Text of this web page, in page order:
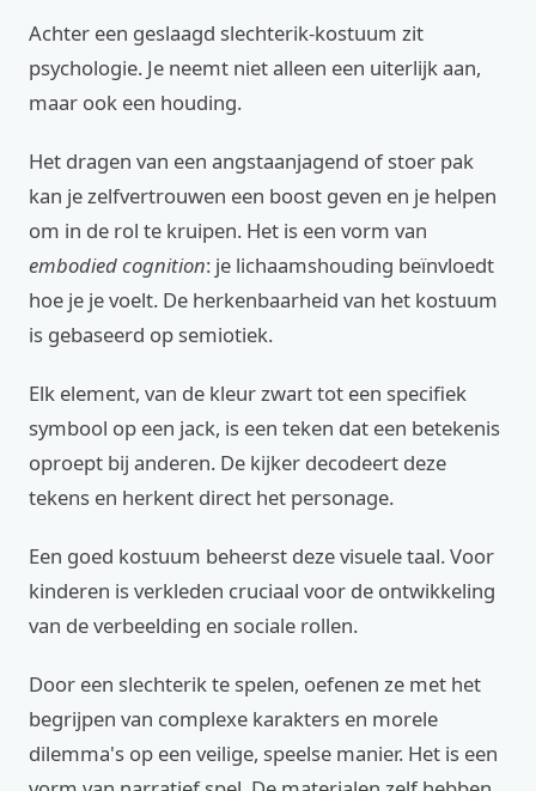
Achter een geslaagd slechterik-kostuum zit
psychologie. Je neemt niet alleen een uiterlijk aan,
maar ook een houding.
Het dragen van een angstaanjagend of stoer pak
kan je zelfvertrouwen een boost geven en je helpen
om in de rol te kruipen. Het is een vorm van
embodied cognition: je lichaamshouding beïnvloedt
hoe je je voelt. De herkenbaarheid van het kostuum
is gebaseerd op semiotiek.
Elk element, van de kleur zwart tot een specifiek
symbool op een jack, is een teken dat een betekenis
oproept bij anderen. De kijker decodeert deze
tekens en herkent direct het personage.
Een goed kostuum beheerst deze visuele taal. Voor
kinderen is verkleden cruciaal voor de ontwikkeling
van de verbeelding en sociale rollen.
Door een slechterik te spelen, oefenen ze met het
begrijpen van complexe karakters en morele
dilemma's op een veilige, speelse manier. Het is een